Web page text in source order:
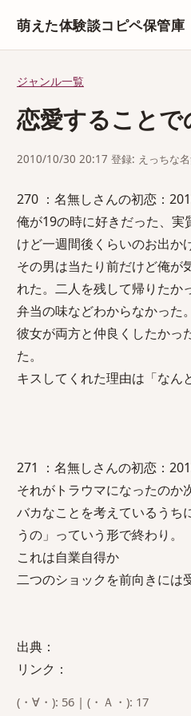
萌えた体験談コピペ保管庫
ジャンル一覧
恋愛することで
2010/10/30 20:17 登録: えっちな名
270 ：名無しさんの初恋：
俺が19の時に好きだった、実
けど一週間後くらいのお出か
その男は当たり前だけど俺が
れた。二人を残して帰りたか
弁当の味などわからなかった。
彼女が両方と仲良くしたかっ
た。
キスしてくれた理由は「なん
271 ：名無しさんの初恋：
それがトラウマになったのか
バカなことを考えているうち
うの」っていう形で終わり。
これは自業自得か
二つのショックを前向きには
出典：
リンク：
(・∀・): 56 | (・Ａ・): 17